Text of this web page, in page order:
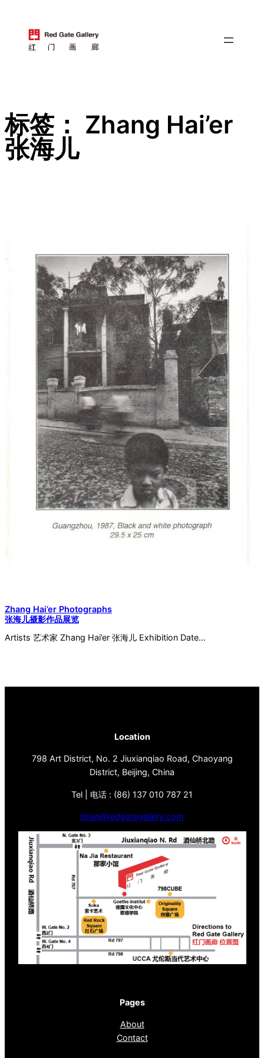
标签： Zhang Hai’er
张海儿
Zhang Hai’er Photographs
张海儿摄影作品展览
Artists 艺术家 Zhang Hai’er 张海儿 Exhibition Date…
Location
798 Art District, No. 2 Jiuxianqiao Road, Chaoyang
District, Beijing, China
Tel | 电话 : (86) 137 010 787 21
brian@redgategallery.com
Pages
About
Contact